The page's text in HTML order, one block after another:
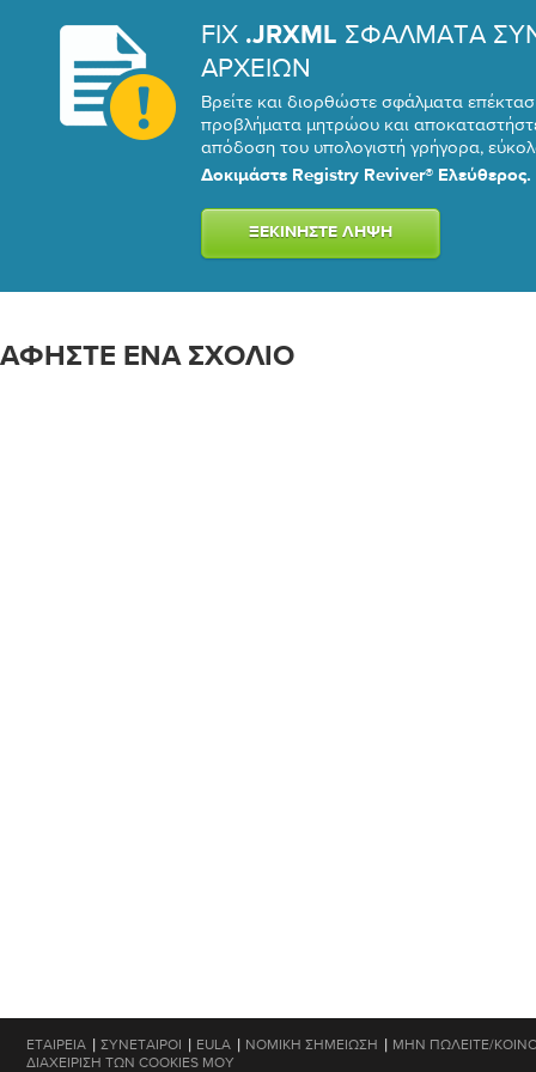
FIX .JRXML ΣΦΑΛΜΑΤΑ
ΑΡΧΕΙΩΝ
Βρείτε και διορθώστε σφάλματα
προβλήματα μητρώου και
απόδοση του υπολογιστή γρήγορα,
Δοκιμάστε Registry Reviver® Ελεύθερος.
ΞΕΚΙΝΉΣΤΕ ΛΉΨΗ
ΑΦΉΣΤΕ ΈΝΑ ΣΧΌΛΙΟ
ΕΤΑΙΡΕΊΑ | ΣΥΝΈΤΑΙΡΟΙ | EULA | ΝΟΜΙΚΉ ΣΗΜΕΊΩΣΗ | ΜΗΝ ΠΩΛΕΊΤΕ/
ΔΙΑΧΕΊΡΙΣΗ ΤΩΝ COOKIES ΜΟΥ